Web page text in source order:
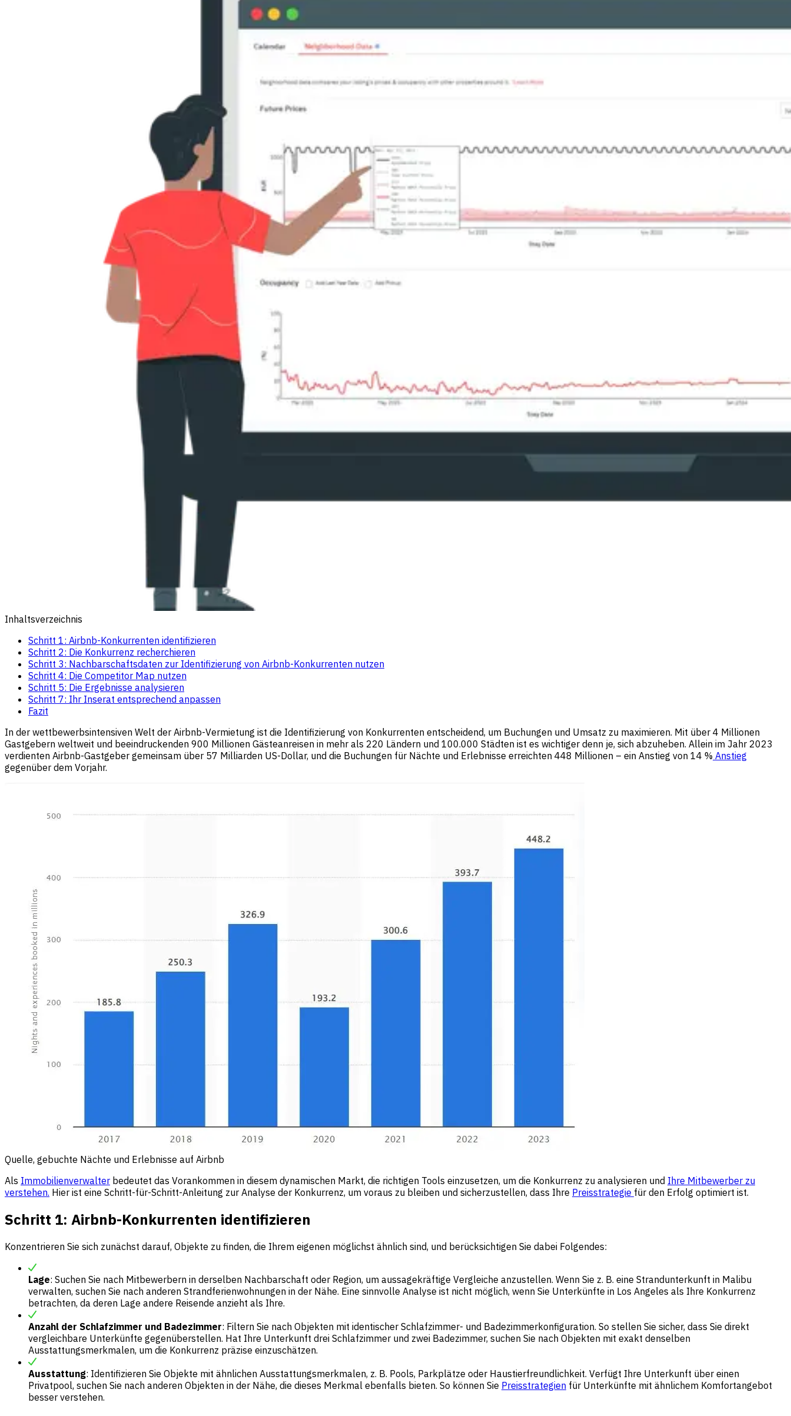
Inhaltsverzeichnis
Schritt 1: Airbnb-Konkurrenten identifizieren
Schritt 2: Die Konkurrenz recherchieren
Schritt 3: Nachbarschaftsdaten zur Identifizierung von Airbnb-Konkurrenten nutzen
Schritt 4: Die Competitor Map nutzen
Schritt 5: Die Ergebnisse analysieren
Schritt 7: Ihr Inserat entsprechend anpassen
Fazit
In der wettbewerbsintensiven Welt der Airbnb-Vermietung ist die Identifizierung von Konkurrenten entscheidend, um Buchungen und Umsatz zu maximieren. Mit über 4 Millionen
Gastgebern weltweit und beeindruckenden 900 Millionen Gästeanreisen in mehr als 220 Ländern und 100.000 Städten ist es wichtiger denn je, sich abzuheben. Allein im Jahr 2023
verdienten Airbnb-Gastgeber gemeinsam über 57 Milliarden US-Dollar, und die Buchungen für Nächte und Erlebnisse erreichten 448 Millionen – ein Anstieg von 14 % Anstieg
gegenüber dem Vorjahr.
Quelle, gebuchte Nächte und Erlebnisse auf Airbnb
Als Immobilienverwalter bedeutet das Vorankommen in diesem dynamischen Markt, die richtigen Tools einzusetzen, um die Konkurrenz zu analysieren und Ihre Mitbewerber zu
verstehen. Hier ist eine Schritt-für-Schritt-Anleitung zur Analyse der Konkurrenz, um voraus zu bleiben und sicherzustellen, dass Ihre Preisstrategie für den Erfolg optimiert ist.
Schritt 1: Airbnb-Konkurrenten identifizieren
Konzentrieren Sie sich zunächst darauf, Objekte zu finden, die Ihrem eigenen möglichst ähnlich sind, und berücksichtigen Sie dabei Folgendes:
Lage: Suchen Sie nach Mitbewerbern in derselben Nachbarschaft oder Region, um aussagekräftige Vergleiche anzustellen. Wenn Sie z. B. eine Strandunterkunft in Malibu
verwalten, suchen Sie nach anderen Strandferienwohnungen in der Nähe. Eine sinnvolle Analyse ist nicht möglich, wenn Sie Unterkünfte in Los Angeles als Ihre Konkurrenz
betrachten, da deren Lage andere Reisende anzieht als Ihre.
Anzahl der Schlafzimmer und Badezimmer: Filtern Sie nach Objekten mit identischer Schlafzimmer- und Badezimmerkonfiguration. So stellen Sie sicher, dass Sie direkt
vergleichbare Unterkünfte gegenüberstellen. Hat Ihre Unterkunft drei Schlafzimmer und zwei Badezimmer, suchen Sie nach Objekten mit exakt denselben
Ausstattungsmerkmalen, um die Konkurrenz präzise einzuschätzen.
Ausstattung: Identifizieren Sie Objekte mit ähnlichen Ausstattungsmerkmalen, z. B. Pools, Parkplätze oder Haustierfreundlichkeit. Verfügt Ihre Unterkunft über einen
Privatpool, suchen Sie nach anderen Objekten in der Nähe, die dieses Merkmal ebenfalls bieten. So können Sie Preisstrategien für Unterkünfte mit ähnlichem Komfortangebot
besser verstehen.